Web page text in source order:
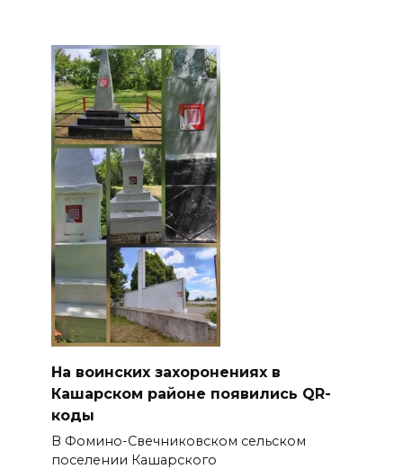
На воинских захоронениях в
Кашарском районе появились QR-
коды
В Фомино-Свечниковском сельском
поселении Кашарского